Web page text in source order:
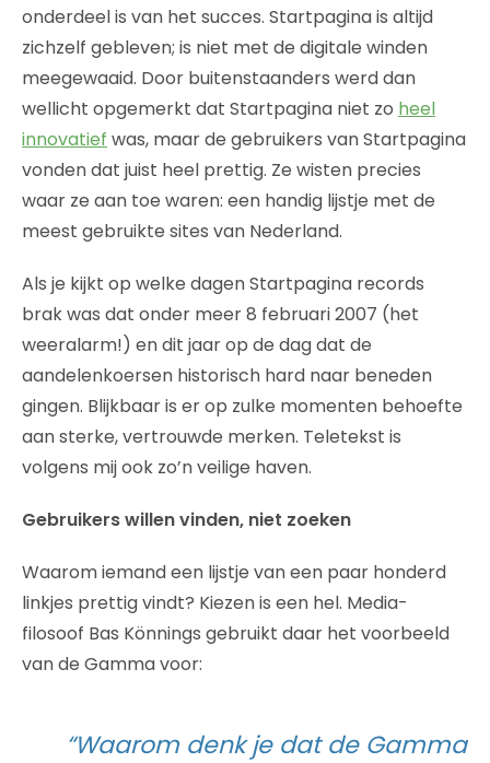
onderdeel is van het succes. Startpagina is altijd
zichzelf gebleven; is niet met de digitale winden
meegewaaid. Door buitenstaanders werd dan
wellicht opgemerkt dat Startpagina niet zo heel
innovatief was, maar de gebruikers van Startpagina
vonden dat juist heel prettig. Ze wisten precies
waar ze aan toe waren: een handig lijstje met de
meest gebruikte sites van Nederland.
Als je kijkt op welke dagen Startpagina records
brak was dat onder meer 8 februari 2007 (het
weeralarm!) en dit jaar op de dag dat de
aandelenkoersen historisch hard naar beneden
gingen. Blijkbaar is er op zulke momenten behoefte
aan sterke, vertrouwde merken. Teletekst is
volgens mij ook zo’n veilige haven.
Gebruikers willen vinden, niet zoeken
Waarom iemand een lijstje van een paar honderd
linkjes prettig vindt? Kiezen is een hel. Media-
filosoof Bas Könnings gebruikt daar het voorbeeld
van de Gamma voor:
“Waarom denk je dat de Gamma